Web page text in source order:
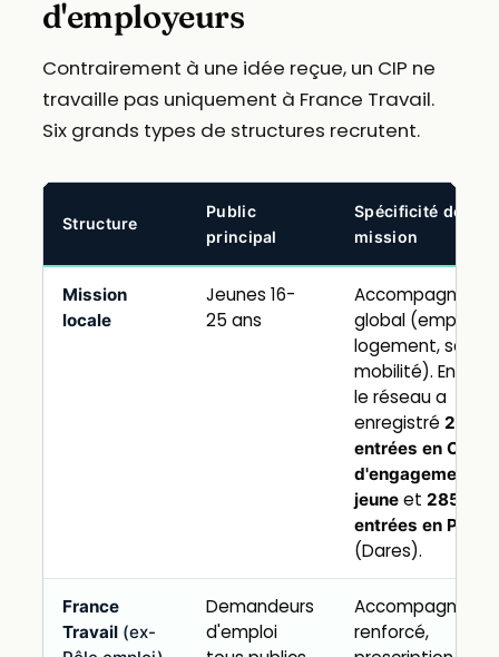
d'employeurs
Contrairement à une idée reçue, un CIP ne
travaille pas uniquement à France Travail.
Six grands types de structures recrutent.
Structure
Public
principal
Spécificité de la
mission
Mission
locale
Jeunes 16-
25 ans
global (emploi,
logement, santé,
mobilité). En
le réseau a
enregistré201
entrées en
d'engagement
jeune et285 100
entrées en Pacea
(Dares).
France
Travail (ex-
Demandeurs
d'emploi
renforcé,